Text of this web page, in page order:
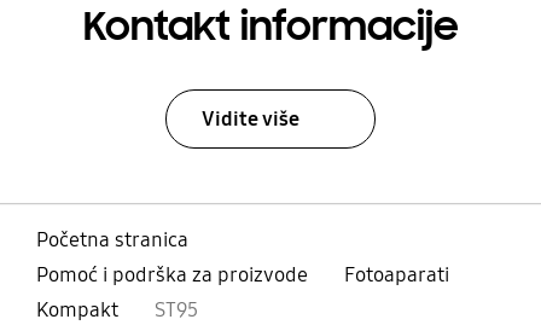
Kontakt informacije
Vidite više
Početna stranica
Pomoć i podrška za proizvode
Fotoaparati
Kompakt
ST95